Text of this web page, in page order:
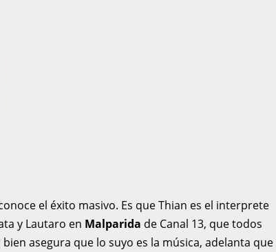
el éxito masivo. Es que Thian es el interprete
y Lautaro en Malparida de Canal 13, que todos
asegura que lo suyo es la música, adelanta que